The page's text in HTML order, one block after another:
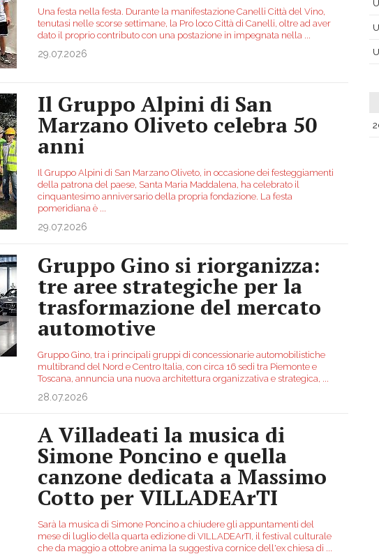
Una festa nella festa. Durante la manifestazione Canelli Città del Vino,
tenutasi nelle scorse settimane, la Pro loco Città di Canelli, oltre ad aver
dato il proprio contributo con una postazione in impegnata nella
29.07.2026
Il Gruppo Alpini di San
Marzano Oliveto celebra 50
anni
Il Gruppo Alpini di San Marzano Oliveto, in occasione dei festeggiamenti
della patrona del paese, Santa Maria Maddalena, ha celebrato il
cinquantesimo anniversario della propria fondazione. La festa
pomeridiana è
29.07.2026
Gruppo Gino si riorganizza:
tre aree strategiche per la
trasformazione del mercato
automotive
Gruppo Gino, tra i principali gruppi di concessionarie automobilistiche
multibrand del Nord e Centro Italia, con circa 16 sedi tra Piemonte e
Toscana, annuncia una nuova architettura organizzativa e strategica,
28.07.2026
A Villadeati la musica di
Simone Poncino e quella
canzone dedicata a Massimo
Cotto per VILLADEArTI
Sarà la musica di Simone Poncino a chiudere gli appuntamenti del
mese di luglio della quarta edizione di VILLADEArTI, il festival culturale
che da maggio a ottobre anima la suggestiva cornice dell'ex chiesa di